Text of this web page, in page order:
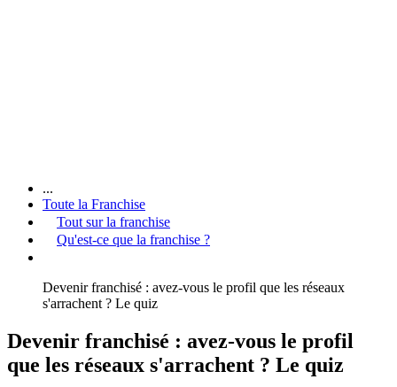
...
Toute la Franchise
Tout sur la franchise
Qu'est-ce que la franchise ?
Devenir franchisé : avez-vous le profil que les réseaux
s'arrachent ? Le quiz
Devenir franchisé : avez-vous le profil
que les réseaux s'arrachent ? Le quiz